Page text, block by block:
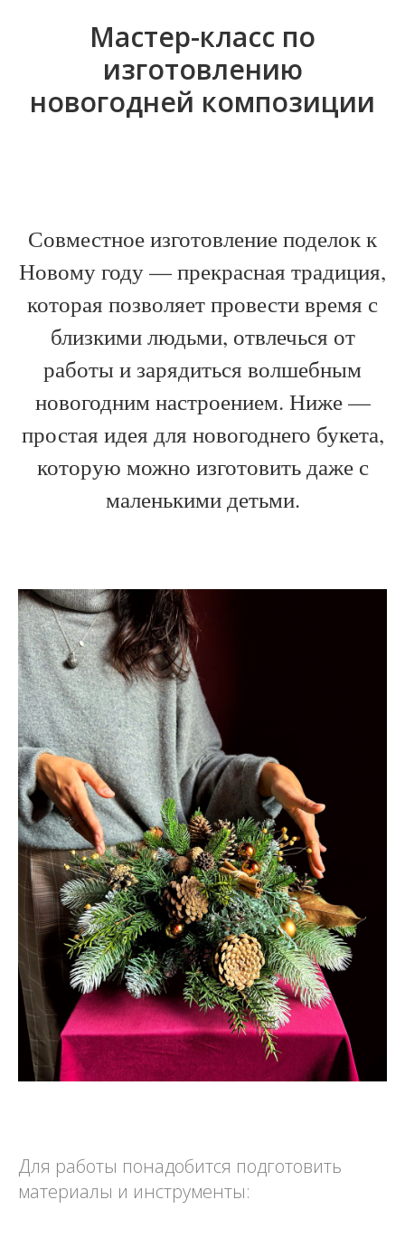
Мастер-класс по
изготовлению
новогодней композиции
Совместное изготовление поделок к
Новому году — прекрасная традиция,
которая позволяет провести время с
близкими людьми, отвлечься от
работы и зарядиться волшебным
новогодним настроением. Ниже —
простая идея для новогоднего букета,
которую можно изготовить даже с
маленькими детьми.
Для работы понадобится подготовить
материалы и инструменты: